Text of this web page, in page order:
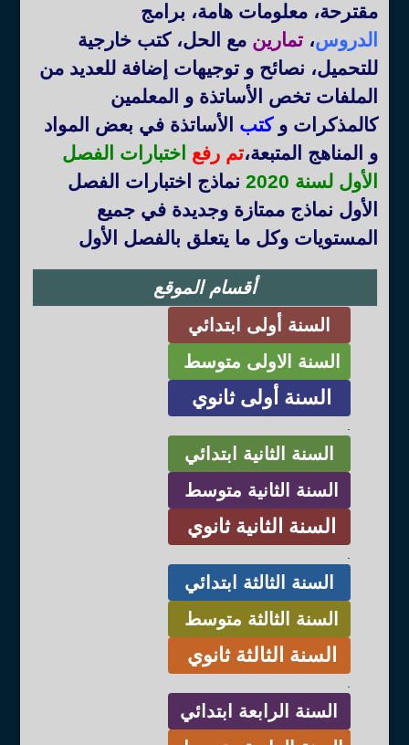
مقترحة، معلومات هامة، برامج
الدروس،تمارينمع الحل، كتب خارجية
للتحميل، نصائح و توجيهات إضافة للعديد من
الملفات تخص الأساتذة و المعلمين
كالمذكرات وكتب الأساتذة في بعض المواد
و المناهج المتبعة،تم رفع اختبارات الفصل
الأول لسنة 2020
نماذج اختبارات الفصل
الأول نماذج ممتازة وجديدة في جميع
المستويات وكل ما يتعلق بالفصل الأول
أقسام الموقع
السنة أولى ابتدائي
السنة الاولى متوسط
السنة أولى ثانوي
السنة الثانية ابتدائي
السنة الثانية متوسط
السنة الثانية ثانوي
السنة الثالثة ابتدائي
السنة الثالثة متوسط
السنة الثالثة ثانوي
السنة الرابعة ابتدائي